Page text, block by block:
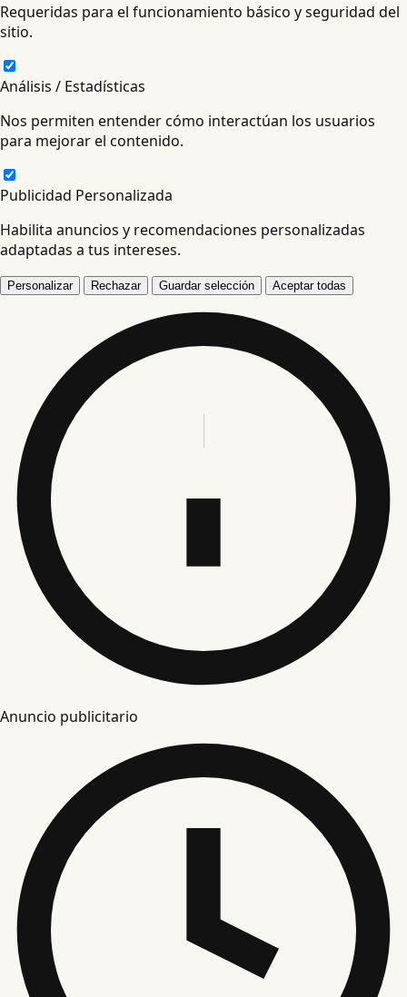
Requeridas para el funcionamiento básico y seguridad del
sitio.
Análisis / Estadísticas
Nos permiten entender cómo interactúan los usuarios
para mejorar el contenido.
Publicidad Personalizada
Habilita anuncios y recomendaciones personalizadas
adaptadas a tus intereses.
Personalizar Rechazar Guardar selección Aceptar todas
Anuncio publicitario